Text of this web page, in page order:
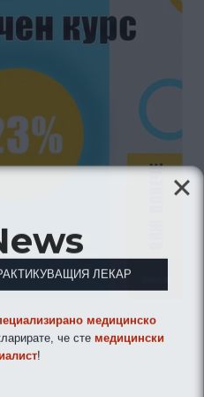
ЛЕКАР
че сте
медицински
!